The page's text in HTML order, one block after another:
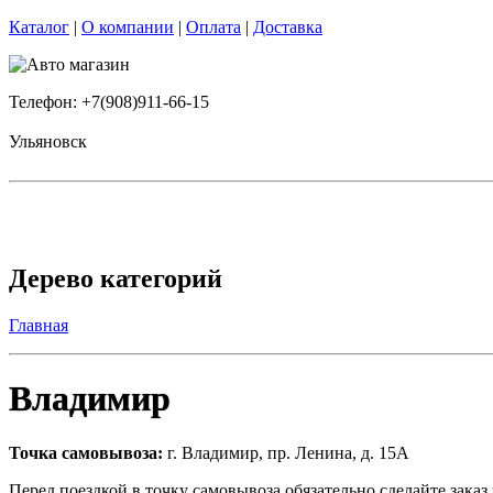
Каталог | О компании | Оплата | Доставка
Телефон: +7(908)911-66-15
Ульяновск
Дерево категорий
Главная
Владимир
Точка самовывоза: г. Владимир, пр. Ленина, д. 15А